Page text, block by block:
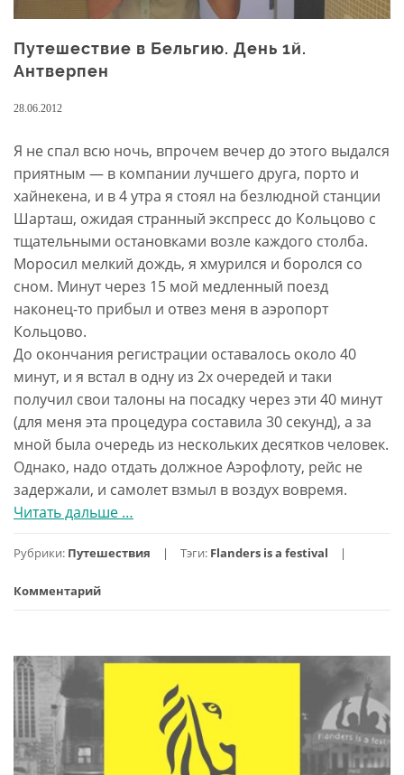
Путешествие в Бельгию. День 1й.
Антверпен
28.06.2012
Я не спал всю ночь, впрочем вечер до этого выдался
приятным — в компании лучшего друга, порто и
хайнекена, и в 4 утра я стоял на безлюдной станции
Шарташ, ожидая странный экспресс до Кольцово с
тщательными остановками возле каждого столба.
Моросил мелкий дождь, я хмурился и боролся со
сном. Минут через 15 мой медленный поезд
наконец-то прибыл и отвез меня в аэропорт
Кольцово.
До окончания регистрации оставалось около 40
минут, и я встал в одну из 2х очередей и таки
получил свои талоны на посадку через эти 40 минут
(для меня эта процедура составила 30 секунд), а за
мной была очередь из нескольких десятков человек.
Однако, надо отдать должное Аэрофлоту, рейс не
задержали, и самолет взмыл в воздух вовремя.
Читать дальше проПутешествие
Бельгию.
…
Рубрики: Путешествия Тэги: Flanders is a festival
Комментарий